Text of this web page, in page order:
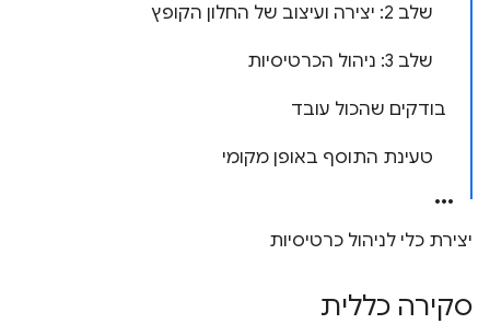
שלב 2: יצירה ועיצוב של החלון הקופץ
שלב 3: ניהול הכרטיסיות
בודקים שהכול עובד
טעינת התוסף באופן מקומי
יצירת כלי לניהול כרטיסיות
סקירה כללית